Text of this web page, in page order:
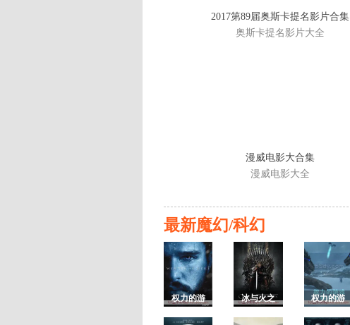
2017第89届奥斯卡提名影片合集
奥斯卡提名影片大全
漫威电影大合集
漫威电影大全
最新魔幻/科幻
权力的游
冰与火之
权力的游